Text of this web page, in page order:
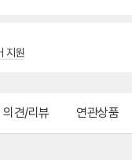
지원
의견/리뷰 연관상품